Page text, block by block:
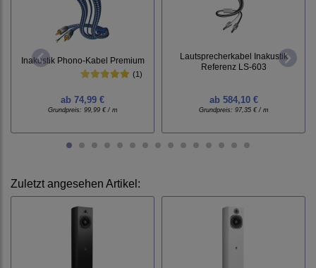
Inakustik Phono-Kabel Premium
(1)
ab 74,99 €
Grundpreis: 99,99 € / m
Lautsprecherkabel Inakustik
Referenz LS-603
ab584,10 €
Grundpreis: 97,35 € / m
Zuletzt angesehen Artikel: